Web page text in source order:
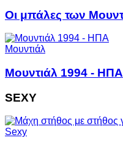
Οι μπάλες των
Μουντιάλ
Μουντιάλ 1994 - ΗΠΑ
SEXY
Sexy